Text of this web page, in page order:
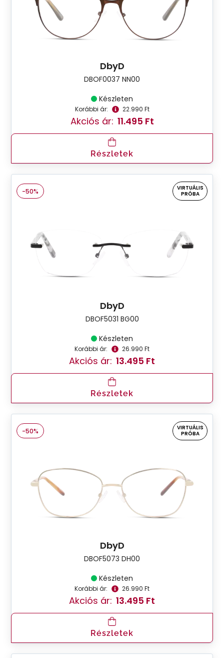
DbyD
DBOF0037 NN00
Készleten
Korábbi ár: 22.990 Ft
Akciós ár: 11.495 Ft
Részletek
-50%
VIRTUÁLIS
PRÓBA
DbyD
DBOF5031 BG00
Készleten
Korábbi ár: 26.990 Ft
Akciós ár: 13.495 Ft
Részletek
-50%
VIRTUÁLIS
PRÓBA
DbyD
DBOF5073 DH00
Készleten
Korábbi ár: 26.990 Ft
Akciós ár: 13.495 Ft
Részletek